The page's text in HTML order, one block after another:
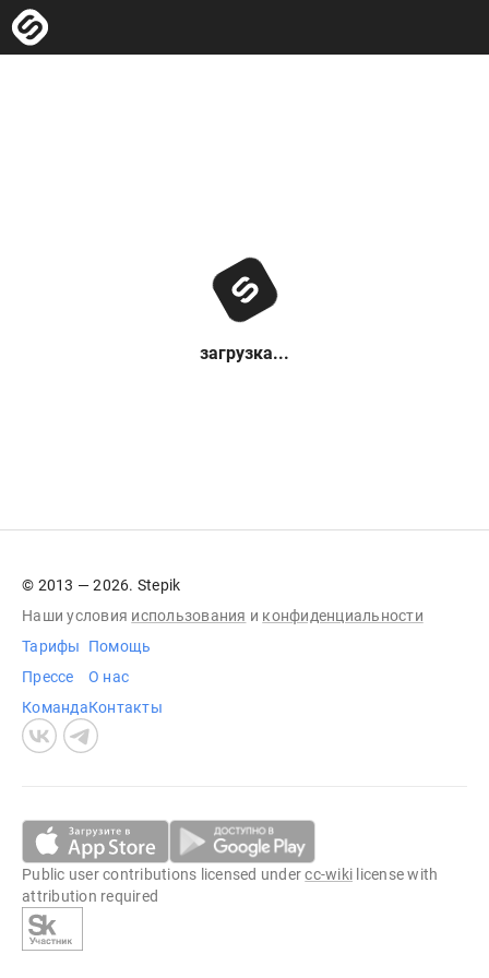
загрузка...
© 2013 — 2026. Stepik
Наши условия использования и конфиденциальности
Тарифы
Прессе
Команда
Помощь
О нас
Контакты
Public user contributions licensed undercc-wiki license with
attribution required